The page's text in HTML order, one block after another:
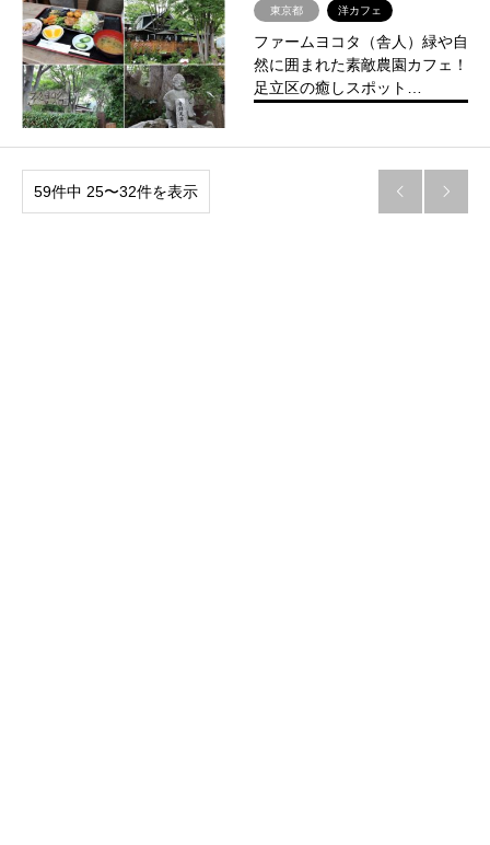
東京都 洋カフェ
ファームヨコタ（舎人）緑や自
然に囲まれた素敵農園カフェ！
足立区の癒しスポット…
59件中 25〜32件を表示  